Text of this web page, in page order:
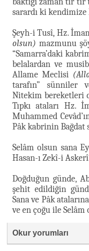
sarardı ki
Şeyh-i Tusî, Hz.
olsun) mazmunu
“Samarra’daki
belalardan ve
Allame Meclisi
tarafın” sünniler
Nitekim bereketleri
Tıpkı ataları Hz.
Muhammed
Pâk kabrinin Bağdat
Selâm olsun sana
Hasan-ı Zekî-i
Doğduğun günde,
şehit edildiğin
Sana ve Pâk
ve en çoğu ile Selâm
Okur yorumları